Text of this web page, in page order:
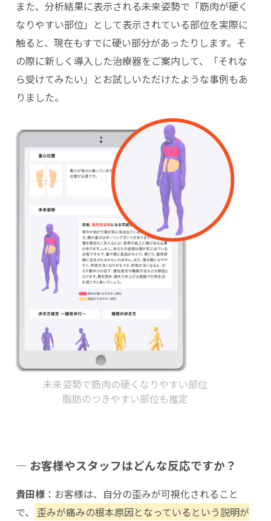
また、分析結果に表示される未来姿勢で「筋肉が硬く
なりやすい部位」として表示されている部位を実際に
触ると、現在もすでに硬い部分があったりします。そ
の際に新しく導入した治療器をご案内して、「それな
ら受けてみたい」とお試しいただけたような事例もあ
りました。
未来姿勢で筋肉の硬くなりやすい部位
脂肪のつきやすい部位も推定
― お客様やスタッフはどんな反応ですか？
貴田様 ：お客様は、自分の歪みが可視化されること
で、
歪みが痛みの根本原因となっているという説明が